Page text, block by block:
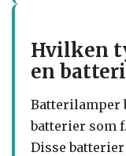
Hvilken
en
Batterilamper
batterier som
Disse